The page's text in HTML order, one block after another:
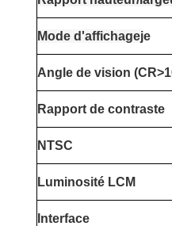
Mode d'affichageje
Angle de vision
Rapport de contraste
NTSC
Luminosité LCM
Interface